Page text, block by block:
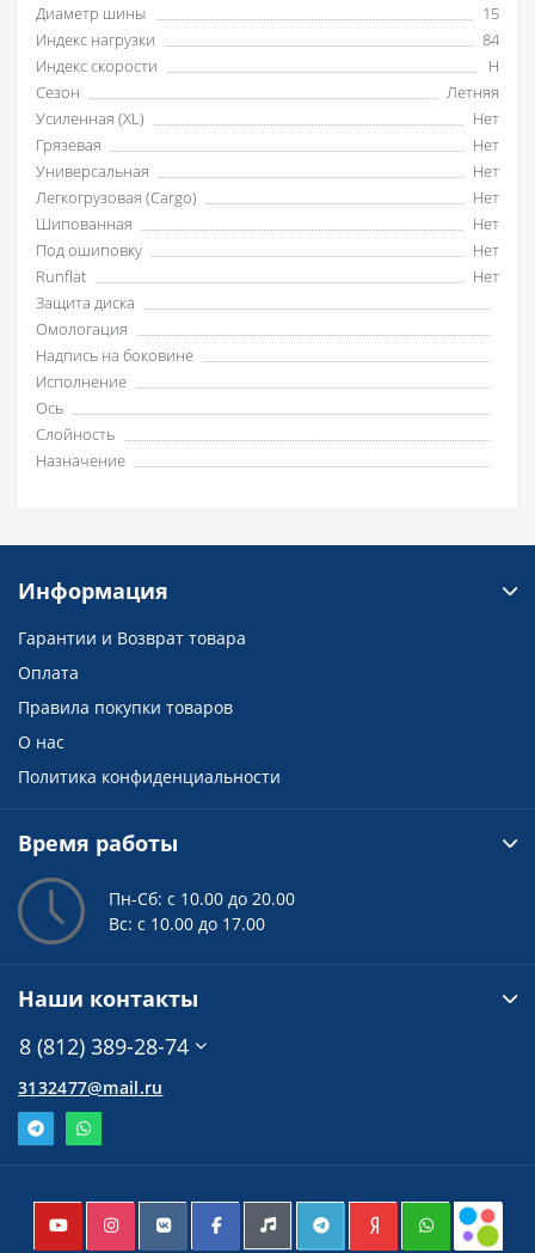
Диаметр шины
15
Индекс нагрузки
84
Индекс скорости
H
Сезон
Летняя
Усиленная (XL)
Нет
Грязевая
Нет
Универсальная
Нет
Легкогрузовая (Cargo)
Нет
Шипованная
Нет
Под ошиповку
Нет
Runflat
Нет
Защита диска
Омологация
Надпись на боковине
Исполнение
Ось
Слойность
Назначение
Информация
Гарантии и Возврат товара
Оплата
Правила покупки товаров
О нас
Политика конфиденциальности
Время работы
Пн-Сб: с 10.00 до 20.00
Вс: с 10.00 до 17.00
Наши контакты
8 (812) 389-28-74
3132477@mail.ru